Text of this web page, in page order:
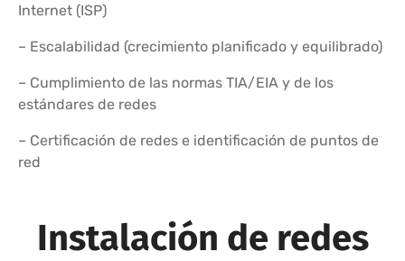
Internet (ISP)
– Escalabilidad (crecimiento planificado y equilibrado)
– Cumplimiento de las normas TIA/EIA y de los
estándares de redes
– Certificación de redes e identificación de puntos de
red
Instalación de redes